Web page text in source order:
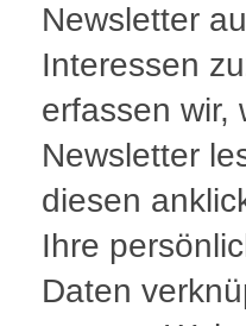
Newsletter
Interessen
erfassen wir,
Newsletter
diesen
Ihre
Daten